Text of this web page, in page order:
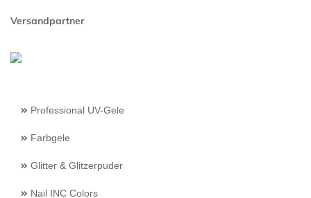
Versandpartner
Professional UV-Gele
Farbgele
Glitter & Glitzerpuder
Nail INC Colors